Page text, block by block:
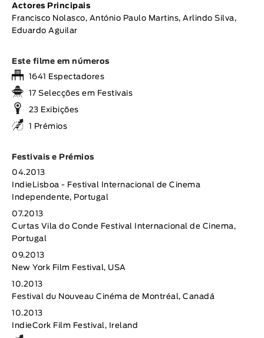
Actores Principais
Francisco Nolasco, António Paulo Martins, Arlindo Silva,
Eduardo Aguilar
Este filme em números
1641 Espectadores
17 Selecções em Festivais
23 Exibições
1 Prémios
Festivais e Prémios
04.2013
IndieLisboa - Festival Internacional de Cinema
Independente, Portugal
07.2013
Curtas Vila do Conde Festival Internacional de Cinema,
Portugal
09.2013
New York Film Festival, USA
10.2013
Festival du Nouveau Cinéma de Montréal, Canadá
10.2013
IndieCork Film Festival, Ireland